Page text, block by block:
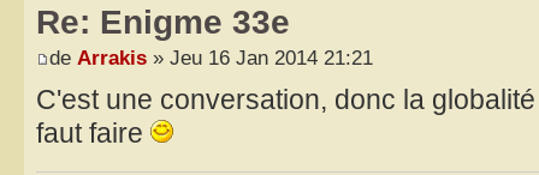
Re: Enigme 33e
de Arrakis » Jeu 16 Jan 2014 21:21
C'est une conversation, donc la
faut faire